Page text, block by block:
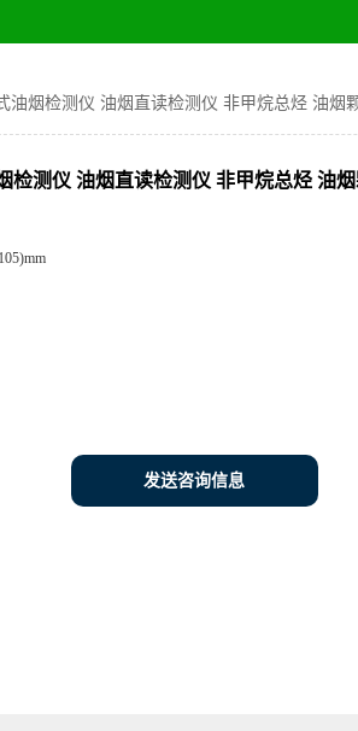
油烟检测仪 油烟直读检测仪 非甲烷总烃 油烟
检测仪 油烟直读检测仪 非甲烷总烃 油
发送咨询信息